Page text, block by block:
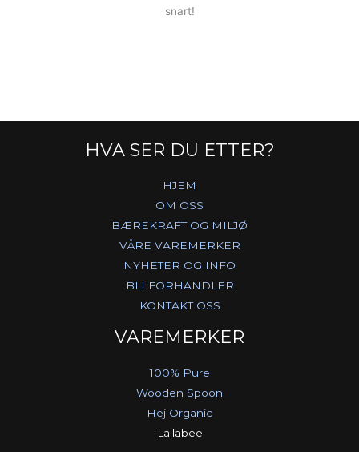
snart!
HVA SER DU ETTER?
HJEM
OM OSS
BÆREKRAFT OG MILJØ
VÅRE VAREMERKER
NYHETER OG INFO
BLI FORHANDLER
KONTAKT OSS
VAREMERKER
100% Pure
Wooden Spoon
Hej Organic
Lallabee